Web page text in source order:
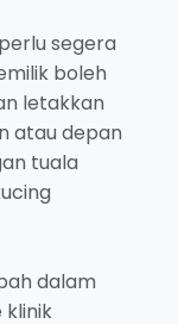
segera
boleh
letakkan
atau depan
tuala
dalam